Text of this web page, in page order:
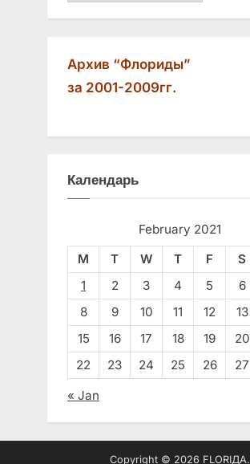
Архив “Флориды”
за 2001-2009гг.
Календарь
February 2021
M
T W T F S
1
2 3 4 5 6
8
9 10 11 12 13
15
16 17 18 19 20
22
23 24 25 26 27
« Jan
Copyright © 2026 FLORIДА.